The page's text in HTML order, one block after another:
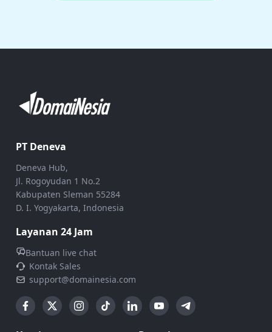
PT Deneva
Deneva Hub,
Jl. Rogoyudan 1 No.2
Kabupaten Sleman 55284
D. I. Yogyakarta, Indonesia
Layanan 24 Jam
Bantuan live chat
Kontak Sales
support@domainesia.com